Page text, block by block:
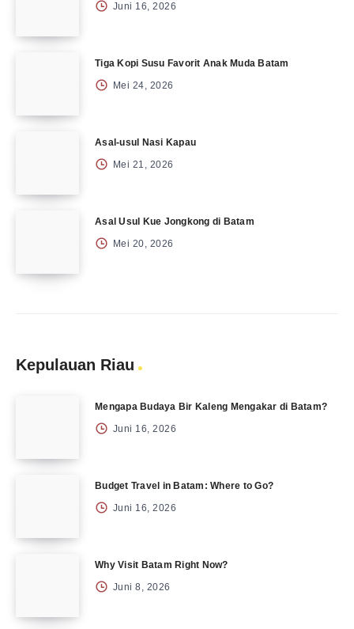
Juni 16, 2026
Tiga Kopi Susu Favorit Anak Muda Batam
Mei 24, 2026
Asal-usul Nasi Kapau
Mei 21, 2026
Asal Usul Kue Jongkong di Batam
Mei 20, 2026
Kepulauan Riau
Mengapa Budaya Bir Kaleng Mengakar di Batam?
Juni 16, 2026
Budget Travel in Batam: Where to Go?
Juni 16, 2026
Why Visit Batam Right Now?
Juni 8, 2026